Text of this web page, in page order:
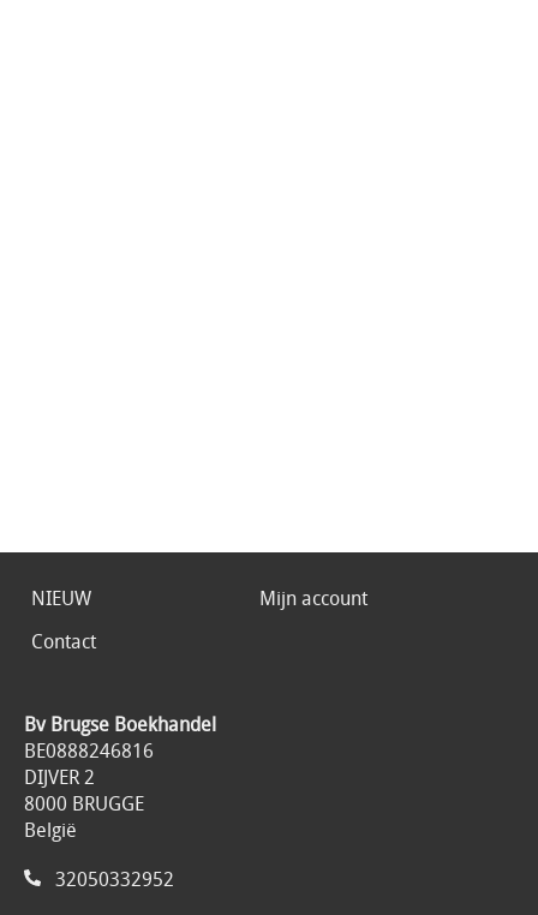
NIEUW
Mijn account
Contact
Bv Brugse Boekhandel
BE0888246816
DIJVER 2
8000 BRUGGE
België
32050332952